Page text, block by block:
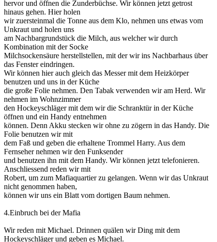
hervor und öffnen die Zunderbüchse. Wir können jetzt getrost
hinaus gehen. Hier holen
wir zuersteinmal die Tonne aus dem Klo, nehmen uns etwas vom
Unkraut und holen uns
am Nachbargrundstück die Milch, aus welcher wir durch
Kombination mit der Socke
Milchsockensäure herstellstellen, mit der wir ins Nachbarhaus über
das Fenster eindringen.
Wir können hier auch gleich das Messer mit dem Heizkörper
benutzen und uns in der Küche
die große Folie nehmen. Den Tabak verwenden wir am Herd. Wir
nehmen im Wohnzimmer
den Hockeyschläger mit dem wir die Schranktür in der Küche
öffnen und ein Handy entnehmen
können. Denn Akku stecken wir ohne zu zögern in das Handy. Die
Folie benutzen wir mit
dem Faß und geben die erhaltene Trommel Harry. Aus dem
Fernseher nehmen wir den Funksender
und benutzen ihn mit dem Handy. Wir können jetzt telefonieren.
Anschliessend reden wir mit
Robert, um zum Mafiaquartier zu gelangen. Wenn wir das Unkraut
nicht genommen haben,
können wir uns ein Blatt vom dortigen Baum nehmen.
4.Einbruch bei der Mafia
Wir reden mit Michael. Drinnen quälen wir Ding mit dem
Hockeyschläger und geben es Michael.